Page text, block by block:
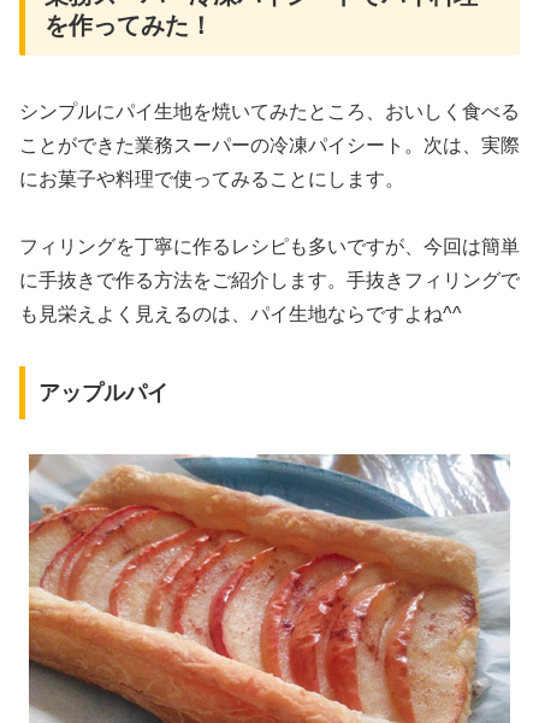
を作ってみた！
シンプルにパイ生地を焼いてみたところ、おいしく食べる
ことができた業務スーパーの冷凍パイシート。次は、実際
にお菓子や料理で使ってみることにします。
フィリングを丁寧に作るレシピも多いですが、今回は簡単
に手抜きで作る方法をご紹介します。手抜きフィリングで
も見栄えよく見えるのは、パイ生地ならですよね^^
アップルパイ